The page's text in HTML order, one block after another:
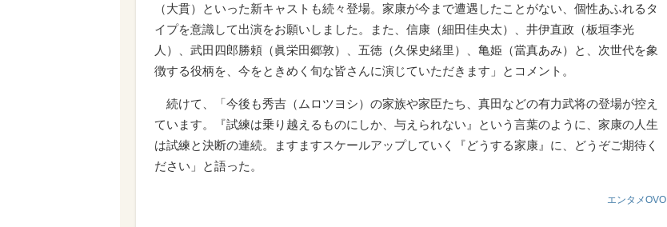
（大貫）といった新キャストも続々登場。家康が今まで遭遇したことがない、個性あふれるタ
イプを意識して出演をお願いしました。また、信康（細田佳央太）、井伊直政（板垣李光
人）、武田四郎勝頼（眞栄田郷敦）、五徳（久保史緒里）、亀姫（當真あみ）と、次世代を象
徴する役柄を、今をときめく旬な皆さんに演じていただきます」とコメント。
続けて、「今後も秀吉（ムロツヨシ）の家族や家臣たち、真田などの有力武将の登場が控え
ています。『試練は乗り越えるものにしか、与えられない』という言葉のように、家康の人生
は試練と決断の連続。ますますスケールアップしていく『どうする家康』に、どうぞご期待く
ださい」と語った。
エンタメOVO